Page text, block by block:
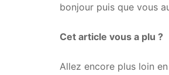
bonjour puis que vous
Cet article vous a plu ?
Allez encore plus loin